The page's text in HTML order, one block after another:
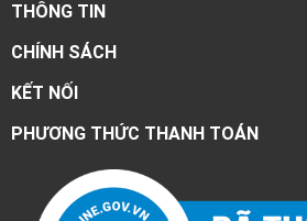
THÔNG TIN
CHÍNH SÁCH
KẾT NỐI
PHƯƠNG THỨC THANH TOÁN